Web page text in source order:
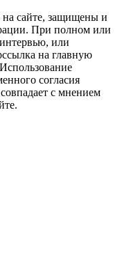
сайте, защищены и
При полном или
или
на главную
согласия
с мнением